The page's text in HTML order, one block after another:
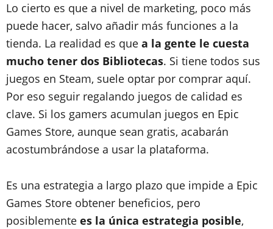
Lo cierto es que a nivel de marketing, poco más
puede hacer, salvo añadir más funciones a la
tienda. La realidad es que a la gente le cuesta
mucho tener dos Bibliotecas. Si tiene todos sus
juegos en Steam, suele optar por comprar aquí.
Por eso seguir regalando juegos de calidad es
clave. Si los gamers acumulan juegos en Epic
Games Store, aunque sean gratis, acabarán
acostumbrándose a usar la plataforma.
Es una estrategia a largo plazo que impide a Epic
Games Store obtener beneficios, pero
posiblemente es la única estrategia posible,